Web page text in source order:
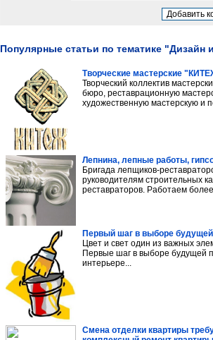
Популярные статьи по тематике
Творческие мастерские
Творческий коллектив
бюро, реставрационную
художественную мастерскую и
Лепнина, лепные работы,
Бригада лепщиков-
руководителям строительных
реставраторов. Работаем
Первый шаг в выборе
Цвет и свет один из важных
Первые шаг в выборе будущей
интерьере...
Смена отделки квартиры